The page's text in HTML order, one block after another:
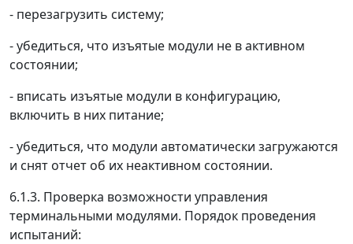
- перезагрузить систему;
- убедиться, что изъятые модули не в активном
состоянии;
- вписать изъятые модули в конфигурацию,
включить в них питание;
- убедиться, что модули автоматически загружаются
и снят отчет об их неактивном состоянии.
6.1.3. Проверка возможности управления
терминальными модулями. Порядок проведения
испытаний: